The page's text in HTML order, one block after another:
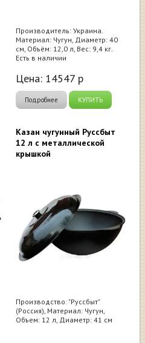
Производитель: Украина.
Материал: Чугун, Диаметр: 40
см, Объём: 12,0 л, Вес: 9,4 кг.
Есть в наличии
Цена: 14547 р
Подробнее КУПИТЬ
Казан чугунный Руссбыт
12 л с металлической
крышкой
Производство: "Руссбыт"
(Россия), Материал: Чугун,
Объем: 12 л, Диаметр: 41 см